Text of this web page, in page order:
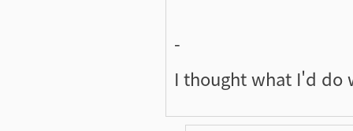
-
I thought what I'd do